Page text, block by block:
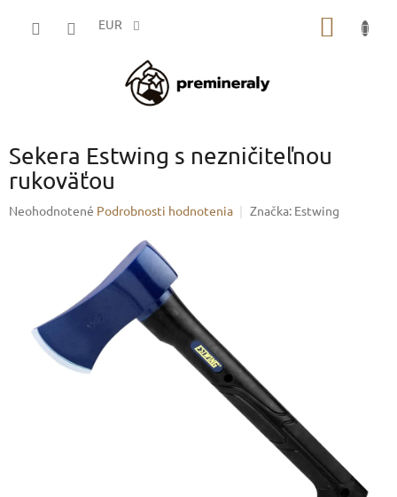
EUR
Sekera Estwing s nezničiteľnou
rukoväťou
Priemerné
hviezdičiek.
Neohodnotené Podrobnosti hodnotenia Značka: Estwing